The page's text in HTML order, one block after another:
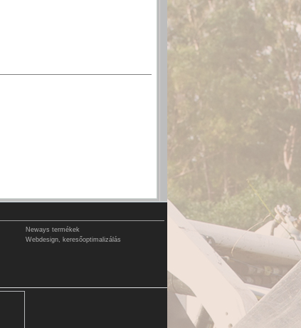
Neways termékek
Webdesign, keresőoptimalizálás